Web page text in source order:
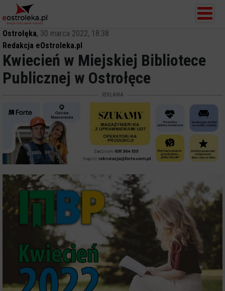
Ostrołęka, 30 marca 2022, 18:38
Redakcja eOstroleka.pl
Kwiecień w Miejskiej Bibliotece
Publicznej w Ostrołęce
REKLAMA